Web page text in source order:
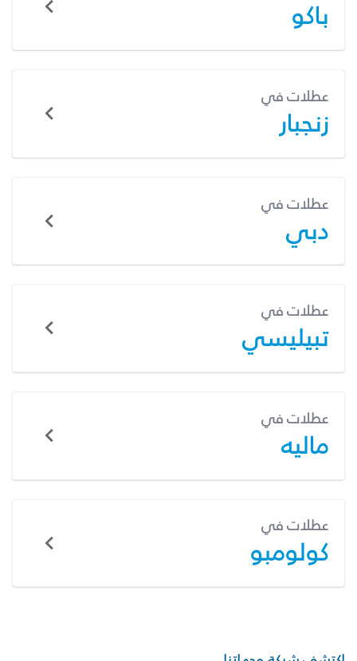
باكو
عطلات في
زنجبار
عطلات في
دبي
عطلات في
تبيليسي
عطلات في
ماليه
عطلات في
كولومبو